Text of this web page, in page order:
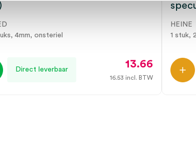
4mm, onsteriel
Direct leverbaar 13.66
16.53 incl. BTW
HEINE
1 stuk,